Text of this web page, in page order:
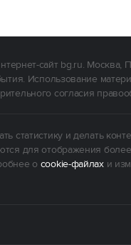
сайт bg.ru. Москва,
Использование
согласия
статистику и делать
для отображения
о cookie-файлахи